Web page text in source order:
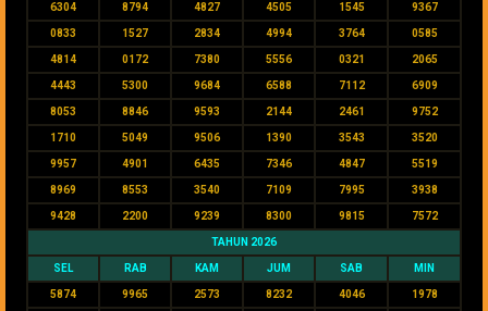
6304 8794 4827 4505 1545 9367
0833 1527 2834 4994 3764 0585
4814 0172 7380 5556 0321 2065
4443 5300 9684 6588 7112 6909
8053 8846 9593 2144 2461 9752
1710 5049 9506 1390 3543 3520
9957 4901 6435 7346 4847 5519
8969 8553 3540 7109 7995 3938
9428 2200 9239 8300 9815 7572
TAHUN 2026
SEL RAB KAM JUM SAB MIN
5874 9965 2573 8232 4046 1978